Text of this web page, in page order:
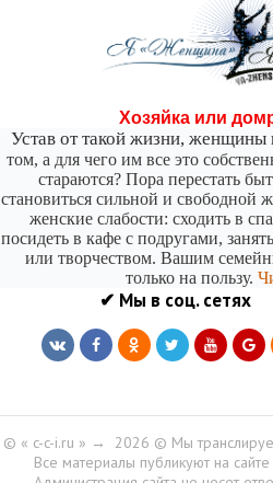
Хозяйка или
Устав от такой жизни,
том, а для чего им все это
стараются? Пора перестать
становиться сильной и
женские слабости: сходить в
посидеть в кафе с подругами,
или творчеством. Вашим
только на пользу.
✔ Мы в соц. сетях
© « c-c-i.ru » → 2026 © Мы
Все материалы публикуют на сайте